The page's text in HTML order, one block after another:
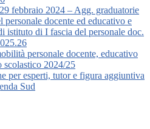
febbraio 2024 – Agg. graduatorie
personale docente ed educativo e
istituto di I fascia del personale doc.
personale docente, educativo
scolastico 2024/25
per esperti, tutor e figura aggiuntiva
Sud